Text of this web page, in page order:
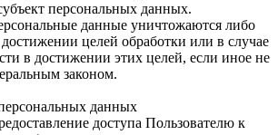
персональных данных.
данные уничтожаются либо
целей обработки или в случае
в достижении этих целей, если иное не
законом.
данных
доступа Пользователю к